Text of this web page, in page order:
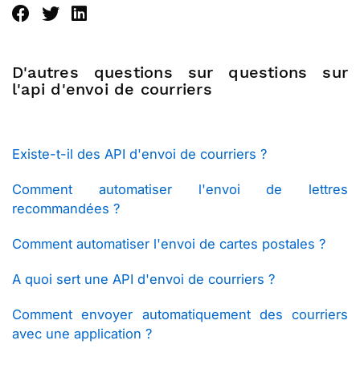
D'autres questions sur questions sur
l'api d'envoi de courriers
Existe-t-il des API d'envoi de courriers ?
Comment automatiser l'envoi de lettres
recommandées ?
Comment automatiser l'envoi de cartes postales ?
A quoi sert une API d'envoi de courriers ?
Comment envoyer automatiquement des courriers
avec une application ?